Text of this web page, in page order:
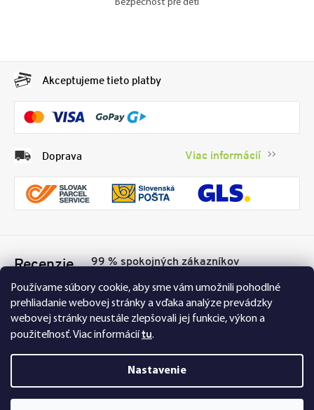
Používame súbory cookie, aby sme vám umožnili pohodlné
prehliadanie webovej stránky a vďaka analýze prevádzky
webovej stránky neustále zlepšovali jej funkcie, výkon a
použiteľnosť.Viac informáciítu.
Nastavenie
Bezpečnosť pre deti
Akceptujeme tieto platby
Doprava Viac informácií
Recenzie 99 % spokojných zákazníkov